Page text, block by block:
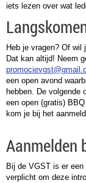
iets lezen over wat
Heb je vragen? Of
Dat kan altijd! Neem
een open avond
hebben. De volgende
een open (gratis)
kom je bij het
Aanmelden
Bij de VGST is er
verplicht om deze